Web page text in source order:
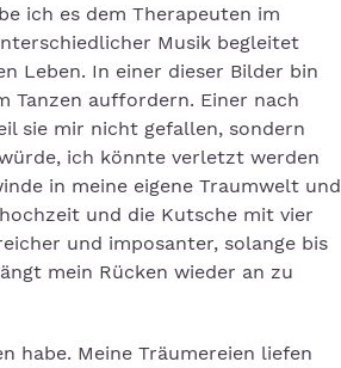
ich es dem Therapeuten im
Musik begleitet
Leben. In einer dieser Bilder bin
Tanzen auffordern. Einer nach
sie mir nicht gefallen, sondern
ich könnte verletzt werden
in meine eigene Traumwelt und
und die Kutsche mit vier
und imposanter, solange bis
mein Rücken wieder an zu
habe. Meine Träumereien liefen